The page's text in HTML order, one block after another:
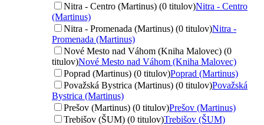
Nitra - Centro (Martinus) (0 titulov)Nitra - Centro
(Martinus)
Nitra - Promenada (Martinus) (0 titulov)Nitra -
Promenada (Martinus)
Nové Mesto nad Váhom (Kniha Malovec) (0
titulov)Nové Mesto nad Váhom (Kniha Malovec)
Poprad (Martinus) (0 titulov)Poprad (Martinus)
Považská Bystrica (Martinus) (0 titulov)Považská
Bystrica (Martinus)
Prešov (Martinus) (0 titulov)Prešov (Martinus)
Trebišov (ŠUM) (0 titulov)Trebišov (ŠUM)